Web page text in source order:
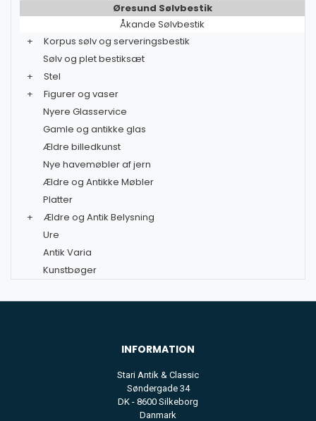
Øresund Sølvbestik
Åkande Sølvbestik
+
Korpus sølv og serveringsbestik
Sølv og plet bestiksæt
+
Stel
+
Figurer og vaser
Nyere Glasservice
Gamle og antikke glas
Ældre billedkunst
Nye havemøbler af jern
Ældre og Antikke Møbler
Platter
+
Ældre og Antik Belysning
Ure
Antik Varia
Kunstbøger
INFORMATION
Stari Antik & Classic
Søndergade 34
DK - 8600 Silkeborg
Danmark